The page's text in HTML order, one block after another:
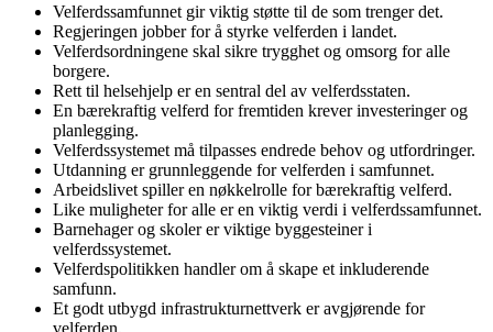
Velferdssamfunnet gir viktig støtte til de som trenger det.
Regjeringen jobber for å styrke velferden i landet.
Velferdsordningene skal sikre trygghet og omsorg for alle
borgere.
Rett til helsehjelp er en sentral del av velferdsstaten.
En bærekraftig velferd for fremtiden krever investeringer og
planlegging.
Velferdssystemet må tilpasses endrede behov og utfordringer.
Utdanning er grunnleggende for velferden i samfunnet.
Arbeidslivet spiller en nøkkelrolle for bærekraftig velferd.
Like muligheter for alle er en viktig verdi i velferdssamfunnet.
Barnehager og skoler er viktige byggesteiner i
velferdssystemet.
Velferdspolitikken handler om å skape et inkluderende
samfunn.
Et godt utbygd infrastrukturnettverk er avgjørende for
velferden.